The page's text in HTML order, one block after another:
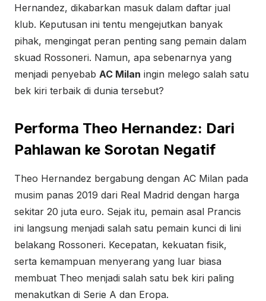
Hernandez, dikabarkan masuk dalam daftar jual
klub. Keputusan ini tentu mengejutkan banyak
pihak, mengingat peran penting sang pemain dalam
skuad Rossoneri. Namun, apa sebenarnya yang
menjadi penyebab AC Milan ingin melego salah satu
bek kiri terbaik di dunia tersebut?
Performa Theo Hernandez: Dari
Pahlawan ke Sorotan Negatif
Theo Hernandez bergabung dengan AC Milan pada
musim panas 2019 dari Real Madrid dengan harga
sekitar 20 juta euro. Sejak itu, pemain asal Prancis
ini langsung menjadi salah satu pemain kunci di lini
belakang Rossoneri. Kecepatan, kekuatan fisik,
serta kemampuan menyerang yang luar biasa
membuat Theo menjadi salah satu bek kiri paling
menakutkan di Serie A dan Eropa.